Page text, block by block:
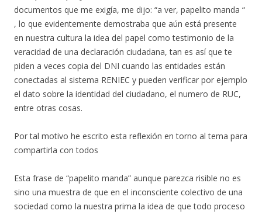
documentos que me exigía, me dijo: “a ver, papelito manda “
, lo que evidentemente demostraba que aún está presente
en nuestra cultura la idea del papel como testimonio de la
veracidad de una declaración ciudadana, tan es así que te
piden a veces copia del DNI cuando las entidades están
conectadas al sistema RENIEC y pueden verificar por ejemplo
el dato sobre la identidad del ciudadano, el numero de RUC,
entre otras cosas.
Por tal motivo he escrito esta reflexión en torno al tema para
compartirla con todos
Esta frase de “papelito manda” aunque parezca risible no es
sino una muestra de que en el inconsciente colectivo de una
sociedad como la nuestra prima la idea de que todo proceso